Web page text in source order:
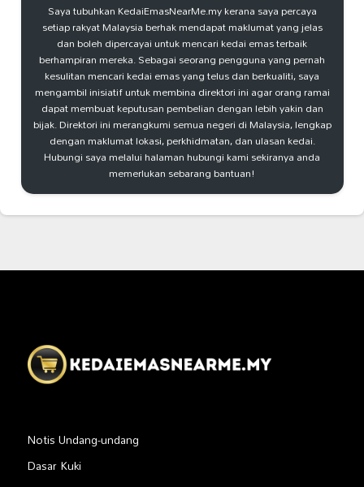
Saya tubuhkan KedaiEmasNearMe.my kerana saya percaya
setiap rakyat Malaysia berhak mendapat maklumat yang jelas
dan boleh dipercayai untuk mencari kedai emas terbaik
berhampiran mereka. Sebagai seorang pengguna yang pernah
kesulitan mencari kedai emas yang telus dan berkualiti, saya
mengambil inisiatif untuk membina direktori ini agar orang ramai
dapat membuat keputusan pembelian dengan lebih yakin dan
bijak. Direktori ini merangkumi semua negeri di Malaysia, lengkap
dengan maklumat lokasi, perkhidmatan, dan ulasan kedai.
Hubungi saya melalui halaman hubungi kami sekiranya anda
memerlukan sebarang bantuan!
Notis Undang-undang
Dasar Kuki